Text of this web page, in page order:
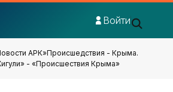
Войти
АРК»Происшедствия - Крыма.
- «Происшествия Крыма»